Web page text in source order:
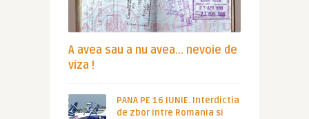
A avea sau a nu avea… nevoie de
viza !
PANA PE 16 IUNIE. Interdictia
de zbor intre Romania si